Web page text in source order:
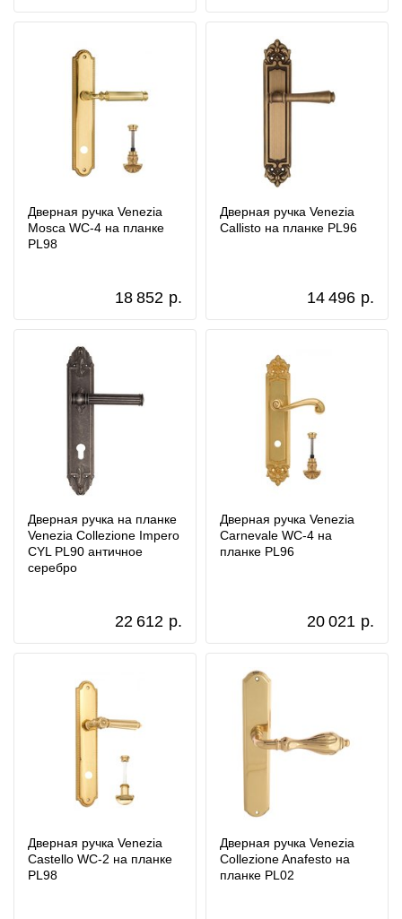
Дверная ручка Venezia
Mosca WC-4 на планке
PL98
18 852 р.
Дверная ручка Venezia
Callisto на планке PL96
14 496 р.
Дверная ручка на планке
Venezia Collezione Impero
CYL PL90 античное
серебро
22 612 р.
Дверная ручка Venezia
Carnevale WC-4 на
планке PL96
20 021 р.
Дверная ручка Venezia
Castello WC-2 на планке
PL98
Дверная ручка Venezia
Collezione Anafesto на
планке PL02